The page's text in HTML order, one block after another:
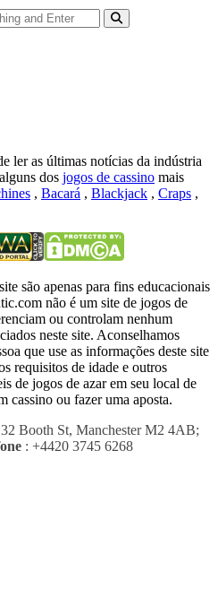
ler as últimas notícias da indústria
dos jogos de cassino mais
, Bacará , Blackjack , Craps ,
são apenas para fins educacionais
não é um site de jogos de
ou controlam nenhum
neste site. Aconselhamos
que use as informações deste site
requisitos de idade e outros
de jogos de azar em seu local de
cassino ou fazer uma aposta.
Booth St, Manchester M2 4AB;
: +4420 3745 6268